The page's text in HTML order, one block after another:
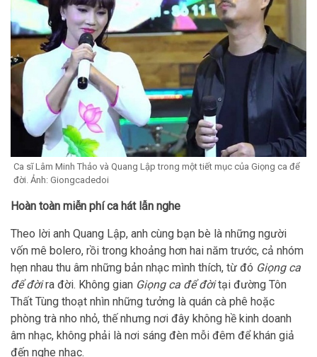
Ca sĩ Lâm Minh Thảo và Quang Lập trong một tiết mục của Giọng ca để
đời. Ảnh: Giongcadedoi
Hoàn toàn miễn phí ca hát lẫn nghe
Theo lời anh Quang Lập, anh cùng bạn bè là những người
vốn mê bolero, rồi trong khoảng hơn hai năm trước, cả nhóm
hẹn nhau thu âm những bản nhạc mình thích, từ đó Giọng ca
để đờira đời. Không gian Giọng ca để đờitại đường Tôn
Thất Tùng thoạt nhìn những tưởng là quán cà phê hoặc
phòng trà nho nhỏ, thế nhưng nơi đây không hề kinh doanh
âm nhạc, không phải là nơi sáng đèn mỗi đêm để khán giả
đến nghe nhạc.